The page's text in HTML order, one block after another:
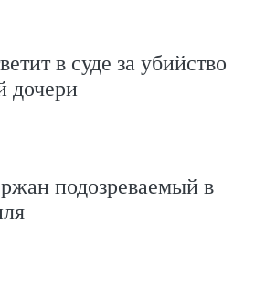
в суде за убийство
дочери
подозреваемый в